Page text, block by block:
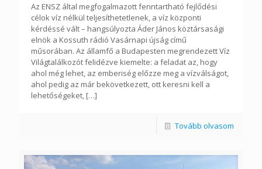
Az ENSZ által megfogalmazott fenntartható fejlődési
célok víz nélkül teljesíthetetlenek, a víz központi
kérdéssé vált – hangsúlyozta Áder János köztársasági
elnök a Kossuth rádió Vasárnapi újság című
műsorában. Az államfő a Budapesten megrendezett Víz
Világtalálkozót felidézve kiemelte: a feladat az, hogy
ahol még lehet, az emberiség előzze meg a vízválságot,
ahol pedig az már bekövetkezett, ott keresni kell a
lehetőségeket, […]
Tovább olvasom